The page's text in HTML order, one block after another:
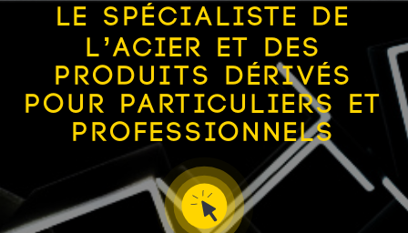
Le spécialiste de
l’acier et des
produits dérivés
pour particuliers et
professionnels